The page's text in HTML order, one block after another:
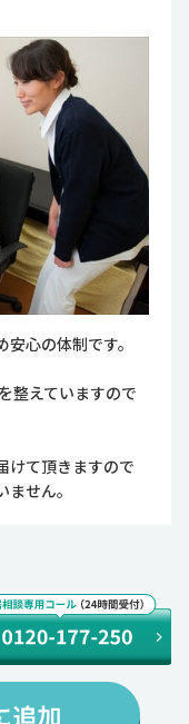
心の体制です。
整えていますので
けて頂きますので
せん。